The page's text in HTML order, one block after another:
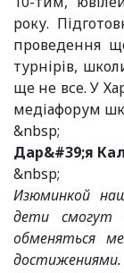
року.
проведення
турнірів,
ще не все. У
медіафорум
&nbsp;
Дар&#39;я
&nbsp;
Изюминкой
дети смогут
обменяться
достижениями.